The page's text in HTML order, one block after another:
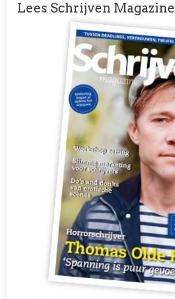
Lees Schrijven Magazine
Afbeelding